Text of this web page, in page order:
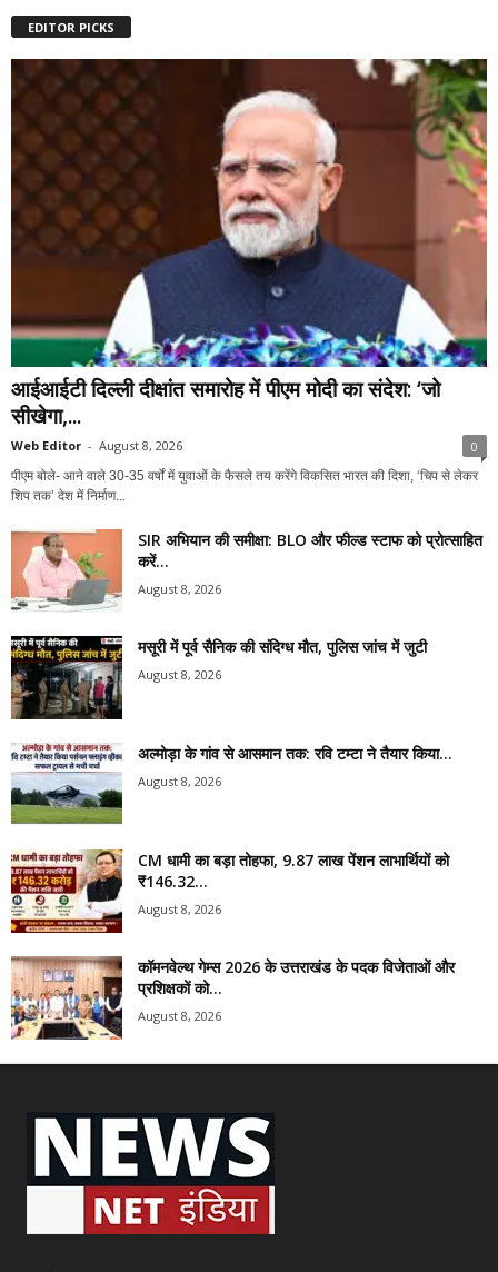
EDITOR PICKS
आईआईटी दिल्ली दीक्षांत समारोह में पीएम मोदी का संदेश: ‘जो
सीखेगा,...
Web Editor - August 8, 2026 0
पीएम बोले- आने वाले 30-35 वर्षों में युवाओं के फैसले तय करेंगे विकसित भारत की दिशा, ‘चिप से लेकर
शिप तक’ देश में निर्माण...
SIR अभियान की समीक्षा: BLO और फील्ड स्टाफ को प्रोत्साहित
करें...
August 8, 2026
मसूरी में पूर्व सैनिक की संदिग्ध मौत, पुलिस जांच में जुटी
August 8, 2026
अल्मोड़ा के गांव से आसमान तक: रवि टम्टा ने तैयार किया...
August 8, 2026
CM धामी का बड़ा तोहफा, 9.87 लाख पेंशन लाभार्थियों को
₹146.32...
August 8, 2026
कॉमनवेल्थ गेम्स 2026 के उत्तराखंड के पदक विजेताओं और
प्रशिक्षकों को...
August 8, 2026